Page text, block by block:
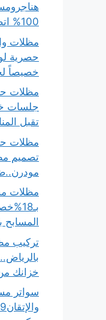
100% اتصل بنا الان
مظلات
حصرية
خصيصاً
مظلات
جلسات
تقبل
تصميم
مظلات
المسابح
تركيب
خزانك
سواتر